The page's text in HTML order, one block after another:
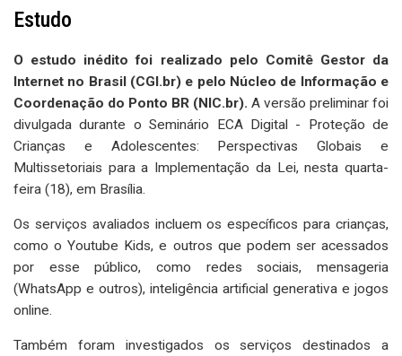
Estudo
O estudo inédito foi realizado pelo Comitê Gestor da
Internet no Brasil (CGI.br) e pelo Núcleo de Informação e
Coordenação do Ponto BR (NIC.br). A versão preliminar foi
divulgada durante o Seminário ECA Digital - Proteção de
Crianças e Adolescentes: Perspectivas Globais e
Multissetoriais para a Implementação da Lei, nesta quarta-
feira (18), em Brasília.
Os serviços avaliados incluem os específicos para crianças,
como o Youtube Kids, e outros que podem ser acessados
por esse público, como redes sociais, mensageria
(WhatsApp e outros), inteligência artificial generativa e jogos
online.
Também foram investigados os serviços destinados a